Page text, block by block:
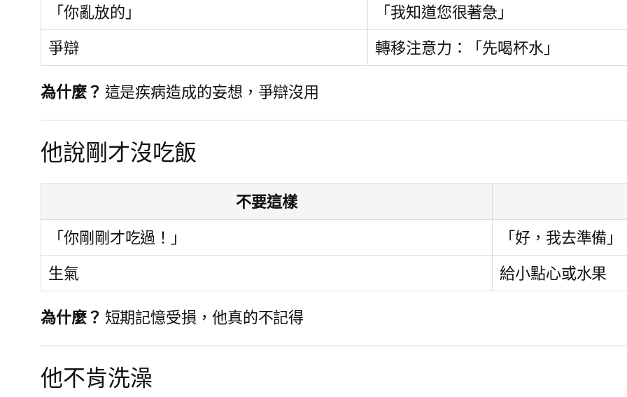
「你亂放的」
「我知道您很著急」
爭辯
轉移注意力：「先喝杯水」
為什麼？ 這是疾病造成的妄想，爭辯沒用
他說剛才沒吃飯
不要這樣
「你剛剛才吃過！」
「好，我去準備」
生氣
給小點心或水果
為什麼？ 短期記憶受損，他真的不記得
他不肯洗澡